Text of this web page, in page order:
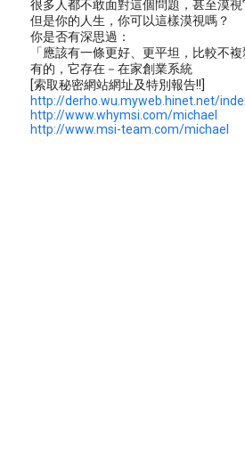
很多人都不敢面對這個問題，甚至漠視
但是你的人生，你可以這樣漠視嗎？
你是否有深思過：
「應該有一條更好、更平坦，比較不
有的，它存在－在家創業系統
[索取秘密網站網址及特別報告!!]
http://derho.wu.myweb.hinet.net/
http://www.whymsi.com/michael
http://www.msi-team.com/michael